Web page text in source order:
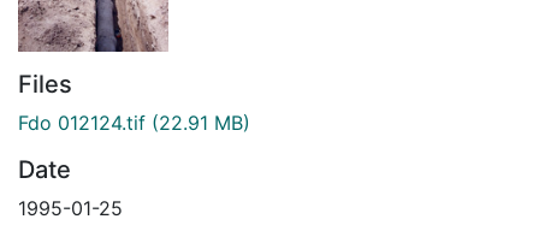
Files
Fdo 012124.tif (22.91 MB)
Date
1995-01-25